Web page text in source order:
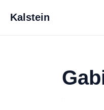
Kalstein